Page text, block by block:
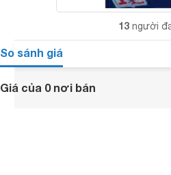
13 người
So sánh giá
Giá của 0 nơi bán